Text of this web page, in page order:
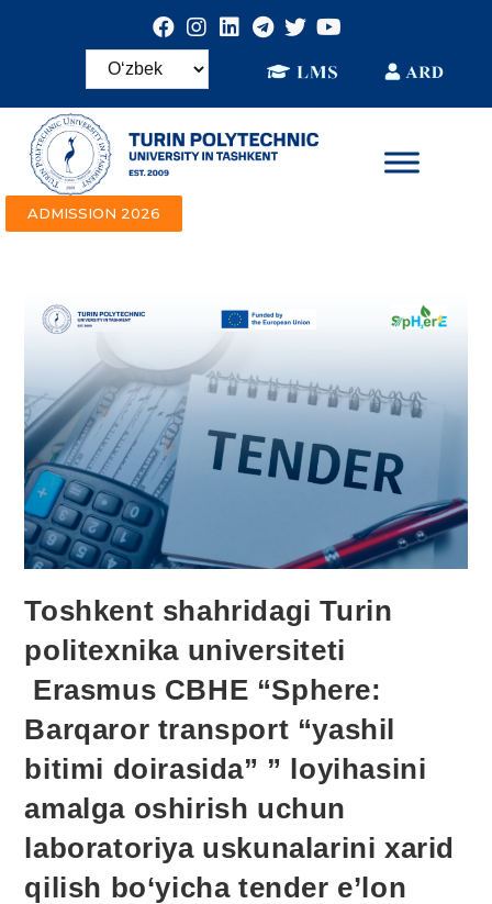
ADMISSION 2026
Toshkent shahridagi Turin
politexnika universiteti
Erasmus CBHE “Sphere:
Barqaror transport “yashil
bitimi doirasida” ” loyihasini
amalga oshirish uchun
laboratoriya uskunalarini xarid
qilish bo‘yicha tender e’lon